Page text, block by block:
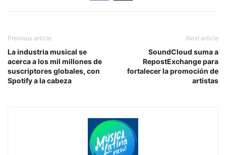
Previous article
La industria musical se
acerca a los mil millones de
suscriptores globales, con
Spotify a la cabeza
Next article
SoundCloud suma a
RepostExchange para
fortalecer la promoción de
artistas